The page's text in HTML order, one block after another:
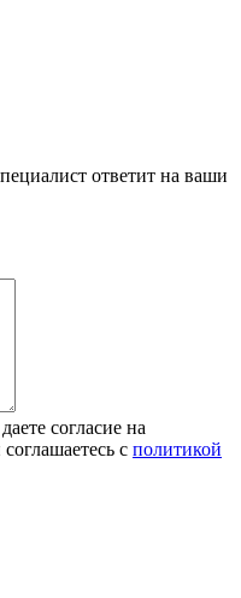
ответит на ваши
согласие на
соглашаетесь с политикой